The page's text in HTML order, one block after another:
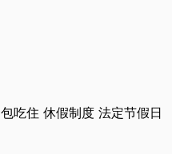
包吃住 休假制度 法定节假日